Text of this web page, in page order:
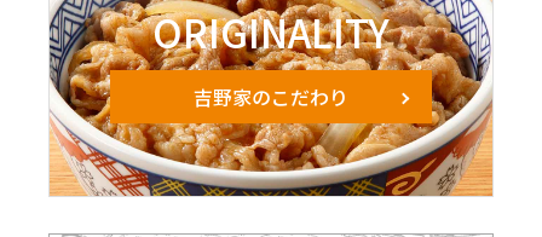
ORIGINALITY
吉野家のこだわり